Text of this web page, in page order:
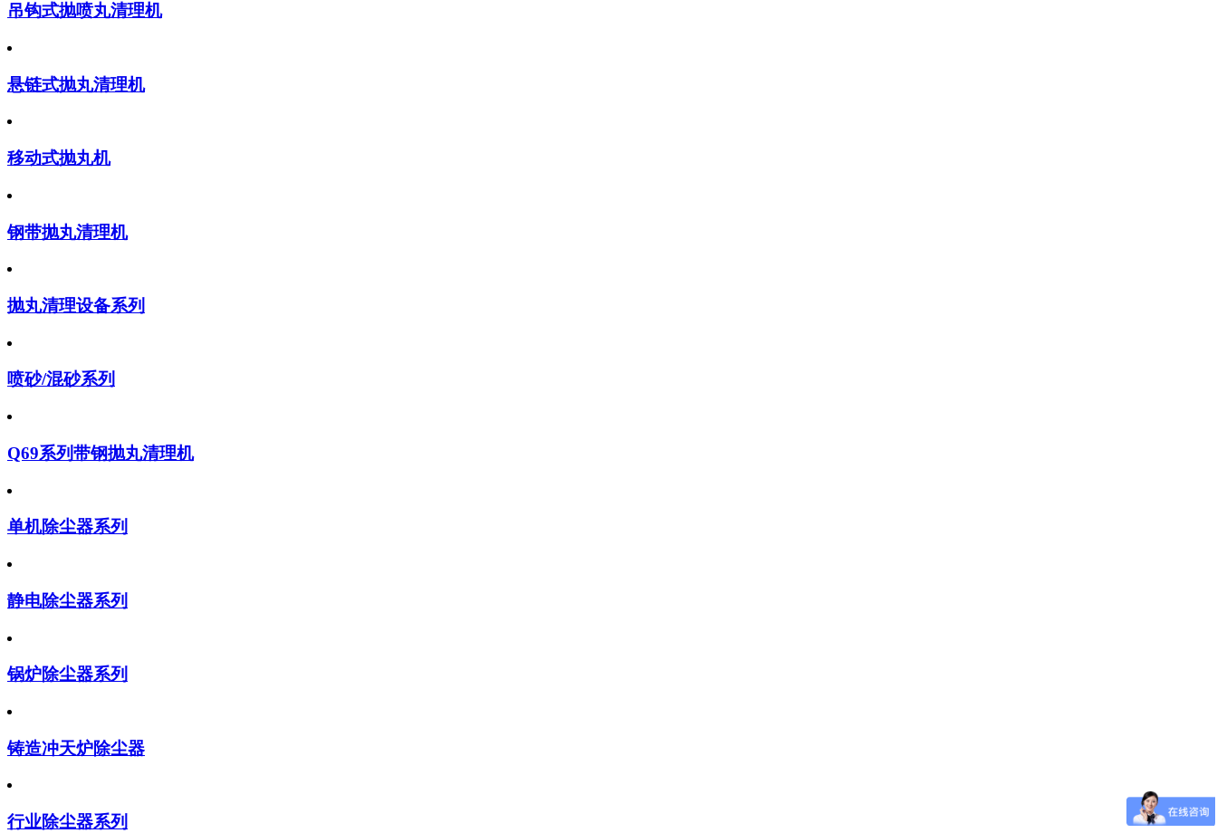
吊钩式抛喷丸清理机
悬链式抛丸清理机
移动式抛丸机
钢带抛丸清理机
抛丸清理设备系列
喷砂/混砂系列
Q69系列带钢抛丸清理机
单机除尘器系列
静电除尘器系列
锅炉除尘器系列
铸造冲天炉除尘器
行业除尘器系列